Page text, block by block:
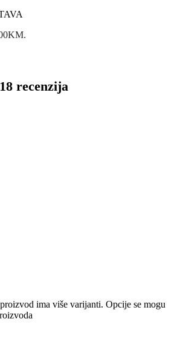
recenzija
ima više varijanti. Opcije se mogu